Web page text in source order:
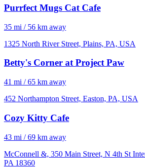
Purrfect Mugs Cat Cafe
35 mi / 56 km away
1325 North River Street, Plains, PA, USA
Betty's Corner at Project Paw
41 mi / 65 km away
452 Northampton Street, Easton, PA, USA
Cozy Kitty Cafe
43 mi / 69 km away
McConnell &, 350 Main Street, N 4th St
PA 18360